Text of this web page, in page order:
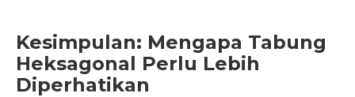
Kesimpulan: Mengapa Tabung
Heksagonal Perlu Lebih
Diperhatikan